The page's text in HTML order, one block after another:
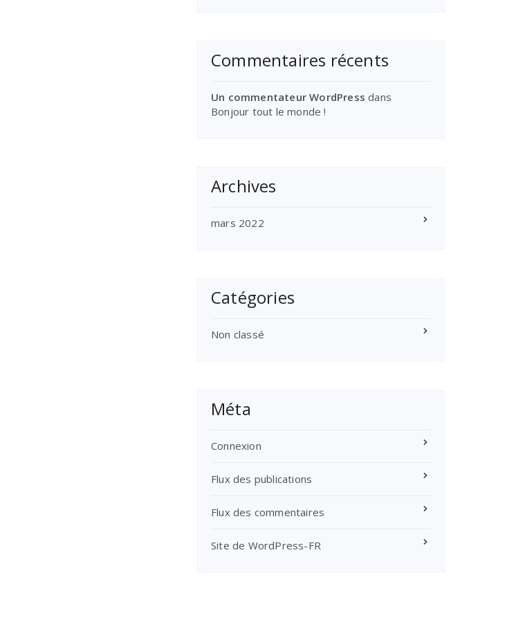
Commentaires récents
Un commentateur WordPress dans
Bonjour tout le monde !
Archives
mars 2022
Catégories
Non classé
Méta
Connexion
Flux des publications
Flux des commentaires
Site de WordPress-FR